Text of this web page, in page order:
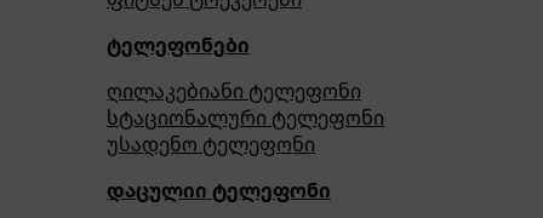
ტელეფონები
ღილაკებიანი ტელეფონი
სტაციონალური ტელეფონი
უსადენო ტელეფონი
დაცულიი ტელეფონი